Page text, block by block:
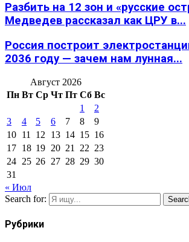
Разбить на 12 зон и «русские
Медведев рассказал как ЦРУ в...
Россия построит
2036 году — зачем нам лунная...
Август 2026
Пн Вт Ср Чт Пт Сб Вс
1
2
3
4 5 6 7 8
9
10 11 12 13 14 15 16
17 18 19 20 21 22 23
24 25 26 27 28 29 30
31
« Июл
Search for:
Рубрики